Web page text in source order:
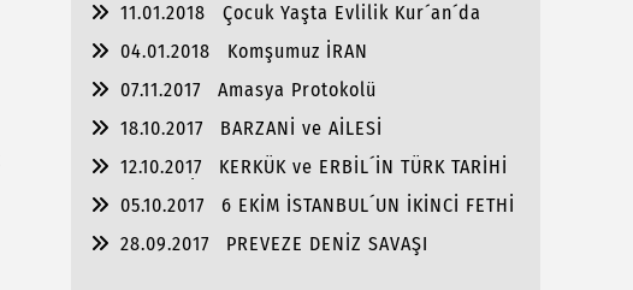
11.01.2018
Çocuk Yaşta Evlilik Kur´an´da
04.01.2018
Komşumuz İRAN
07.11.2017
Amasya Protokolü
18.10.2017
BARZANİ ve AİLESİ
12.10.2017
KERKÜK ve ERBİL´İN TÜRK TARİHİ
05.10.2017
6 EKİM İSTANBUL´UN İKİNCİ FETHİ
28.09.2017
PREVEZE DENİZ SAVAŞI